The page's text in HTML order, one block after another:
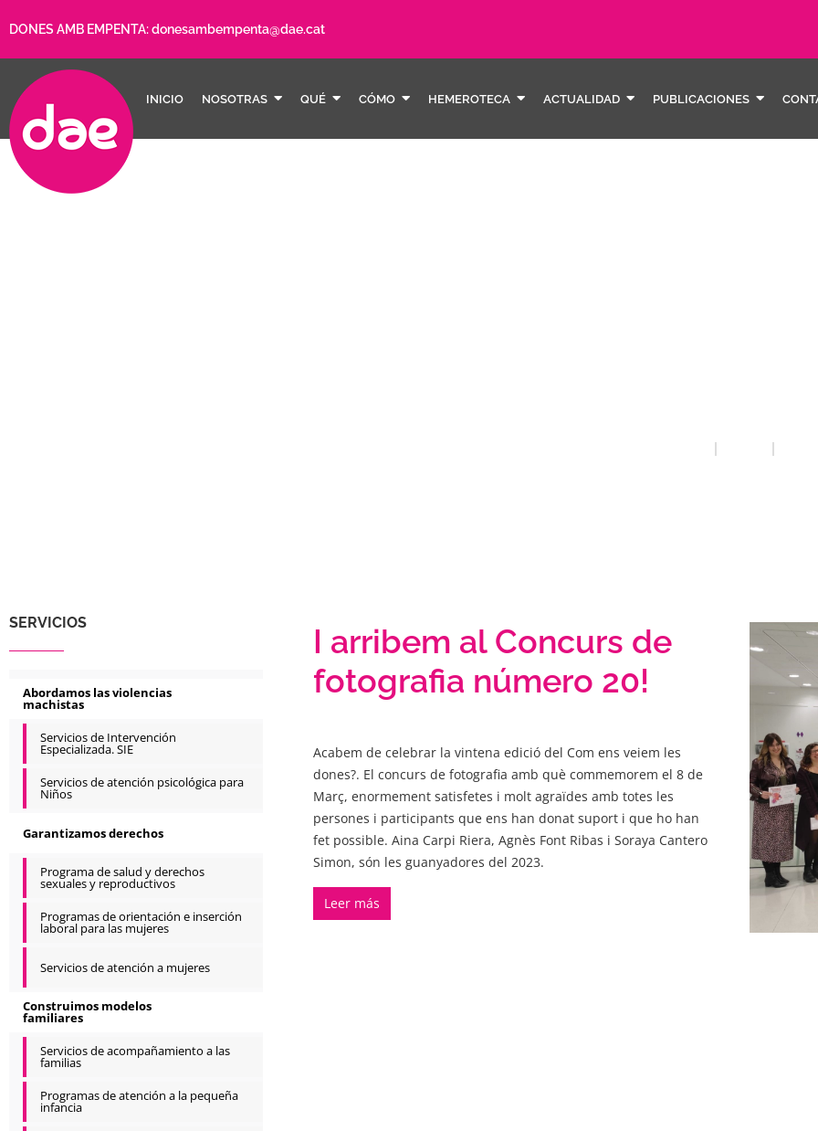
DONES AMB EMPENTA:donesambempenta@dae.cat
INICIO NOSOTRAS QUÉ CÓMO HEMEROTECA ACTUALIDAD PUBLICACIONES
SERVICIOS
Abordamos las violencias
machistas
Servicios de Intervención
Especializada. SIE
Servicios de atención psicológica para
Niños
Garantizamos derechos
Programa de salud y derechos
sexuales y reproductivos
Programas de orientación e inserción
laboral para las mujeres
Servicios de atención a mujeres
Construimos modelos
familiares
Servicios de acompañamiento a las
familias
Programas de atención a la pequeña
infancia
I arribem al Concurs de
fotografia número 20!
Acabem de celebrar la vintena edició del Com ens veiem les
dones?. El concurs de fotografia amb què commemorem el 8 de
Març, enormement satisfetes i molt agraïdes amb totes les
persones i participants que ens han donat suport i que ho han
fet possible. Aina Carpi Riera, Agnès Font Ribas i Soraya Cantero
Simon, són les guanyadores del 2023.
Leer más